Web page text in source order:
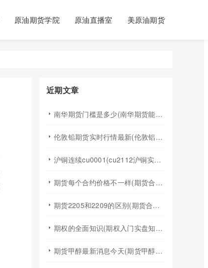
原油期货学院 原油直播室 美原油期货
近期文章
南华期货门槛是多少(南华期货能做国际期货吗)
伦敦铅期货实时行情最新(伦敦铝锡期货实时行情)
沪铜连续cu0001(cu2112沪铜实时行情)
期货每个合约价格不一样(期货合约之间的价格差)
期货2205和2209的区别(期货合约2205什么意思)
期权的全面知识(期权入门实盘知识)
期货甲醇最新消息今天(期货甲醇最新消息今天行情)